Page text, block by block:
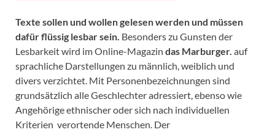
Texte sollen und wollen gelesen werden und müssen
dafür flüssig lesbar sein. Besonders zu Gunsten der
Lesbarkeit wird im Online-Magazin das Marburger. auf
sprachliche Darstellungen zu männlich, weiblich und
divers verzichtet. Mit Personenbezeichnungen sind
grundsätzlich alle Geschlechter adressiert, ebenso wie
Angehörige ethnischer oder sich nach individuellen
Kriterien verortende Menschen. Der